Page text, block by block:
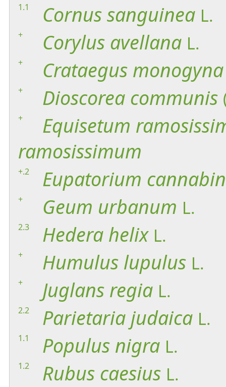
1.1 Cornussanguinea L.
+ Corylus avellana L.
+ Crataegus monogyna
+ Dioscorea communis
+ Equisetum
ramosissimum
+.2 Eupatorium
+ Geum urbanum L.
2.3 Hedera helix L.
+ Humulus lupulus L.
+ Juglans regia L.
2.2 Parietaria judaica L.
1.1 Populus nigra L.
1.2 Rubus caesius L.